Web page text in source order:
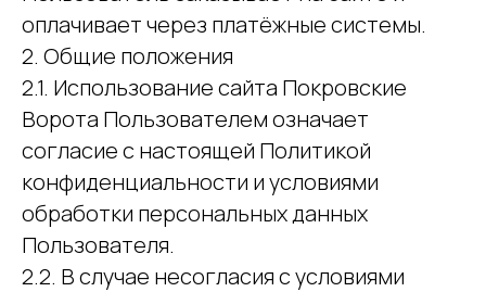
оплачивает через платёжные системы.
2. Общие положения
2.1. Использование сайта Покровские
Ворота Пользователем означает
согласие с настоящей Политикой
конфиденциальности и условиями
обработки персональных данных
Пользователя.
2.2. В случае несогласия с условиями